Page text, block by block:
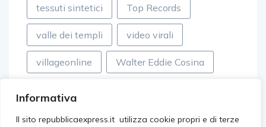
Informativa
Il sito repubblicaexpress.it utilizza cookie propri e di terze
tessuti sintetici Top Records
valle dei templi video virali
villageonline Walter Eddie Cosina